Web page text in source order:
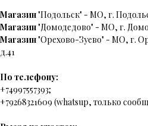
Магазин"Подольск" - МО, г.
Магазин"Домодедово" - МО, г.
Магазин"Орехово-Зуево" - МО, г.
д.41
По телефону:
+74997557393;
+79268321609 (whatsup, только